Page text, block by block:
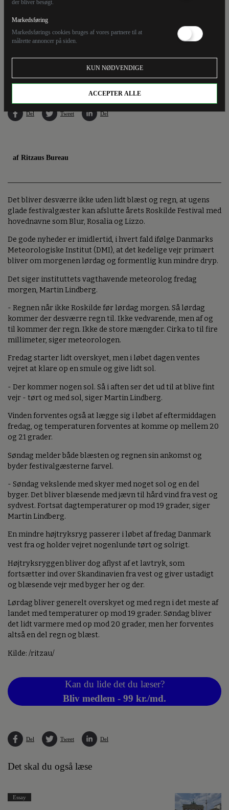
der bliver besøgt.
Markedsføring
Markedsførings cookies bruges af vores partnere til at
målrette annoncer på siden.
KUN NØDVENDIGE
ACCEPTER ALLE
Del Tweet Del
af Ritzaus Bureau
Det bliver desværre ikke uden lidt blæst og regn, at ugens
glade festivalgæster kan afslutte årets Roskilde Festival med
hovednavne som Blur, Rosalia og Lizzo.
De gode nyheder er imidlertid, i hvert fald ifølge Danmarks
Meteorologiske Institut (DMI), at det kedelige vejr primært
bliver om morgenen lørdag og formentlig kun mindre dryp.
Det siger instituttets vagthavende meteorolog fredag
morgen, Martin Lindberg.
- Regnen når ikke Roskilde før lørdag morgen. Så lørdag
kommer der desværre regn til. Ikke vedvarende, men af og
til kommer der regn. Ikke de store mængder. Cirka to til fire
millimeter, siger meteorologen.
Fredag starter lidt overskyet, men i løbet dagen ventes
vejret at klare op en smule og give lidt sol.
- Der kommer nogen sol. Så i aften ser det ud til at blive fint
vejr - tørt og med sol, siger Martin Lindberg.
Vinden forventes også at lægge sig i løbet af eftermiddagen
fredag, og temperaturen forventes at komme op mellem 20
og 21 grader.
Søndag melder både blæsten og regnen sin ankomst og
byder festivalgæsterne farvel.
- Søndag vekslende med skyer med noget sol og en del
byger. Det bliver blæsende med jævn til hård vind fra vest og
sydvest. Fortsat dagtemperaturer op mod 19 grader, siger
Martin Lindberg.
En mindre højtryksryg passerer i løbet af fredag Danmark
vest fra og holder vejret nogenlunde tørt og solrigt.
Højtryksryggen bliver dog aflyst af et lavtryk, som
fortsætter ind over Skandinavien fra vest og giver ustadigt
og blæsende vejr med byger her og der.
Lørdag bliver generelt overskyet og med regn i det meste af
landet med temperaturer op mod 19 grader. Søndag bliver
det lidt varmere med op mod 20 grader, men her forventes
altså en del regn og blæst.
Kilde: /ritzau/
Kan du lide det du læser?
Bliv medlem - 99 kr./md.
Del Tweet Del
Det skal du også læse
Essay